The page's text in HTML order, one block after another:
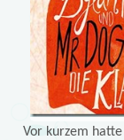
Vor kurzem